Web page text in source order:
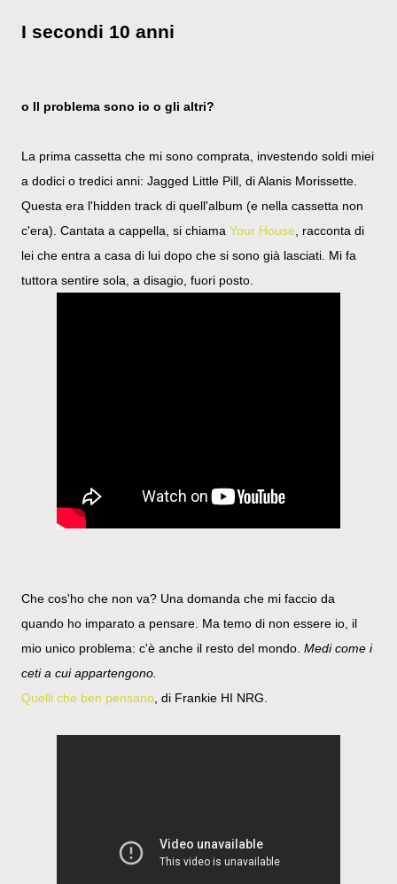
I secondi 10 anni
o Il problema sono io o gli altri?
La prima cassetta che mi sono comprata, investendo soldi miei
a dodici o tredici anni: Jagged Little Pill, di Alanis Morissette.
Questa era l'hidden track di quell'album (e nella cassetta non
c'era). Cantata a cappella, si chiama Your House , racconta di
lei che entra a casa di lui dopo che si sono già lasciati. Mi fa
tuttora sentire sola, a disagio, fuori posto.
Che cos'ho che non va? Una domanda che mi faccio da
quando ho imparato a pensare. Ma temo di non essere io, il
mio unico problema: c'è anche il resto del mondo. Medi come i
ceti a cui appartengono.
Quelli che ben pensano , di Frankie HI NRG.